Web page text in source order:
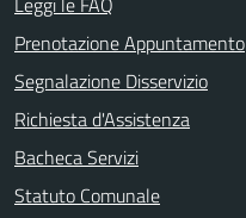
Prenotazione Appuntamento
Segnalazione Disservizio
Richiesta d'Assistenza
Bacheca Servizi
Statuto Comunale